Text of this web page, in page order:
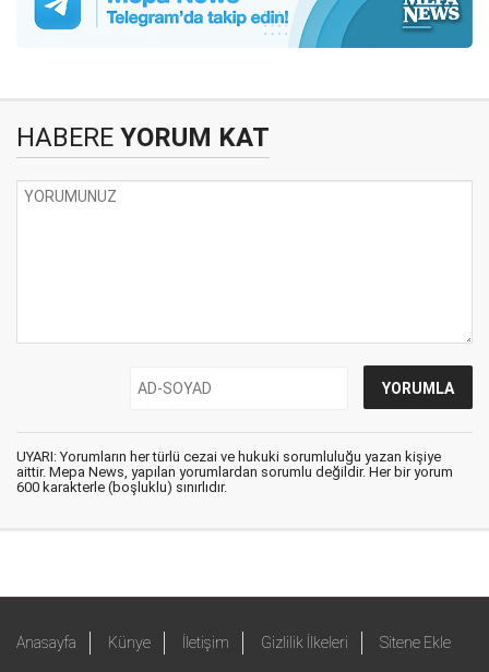
HABERE YORUM KAT
UYARI: Yorumların her türlü cezai ve hukuki sorumluluğu yazan kişiye
aittir. Mepa News, yapılan yorumlardan sorumlu değildir. Her bir yorum
600 karakterle (boşluklu) sınırlıdır.
Anasayfa Künye İletişim Gizlilik İlkeleri Sitene Ekle